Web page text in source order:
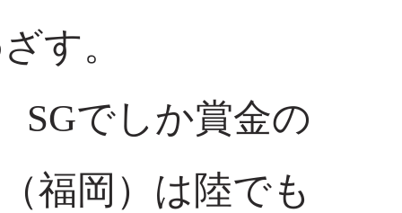
す。
SGでしか賞金の
福岡）は陸でも